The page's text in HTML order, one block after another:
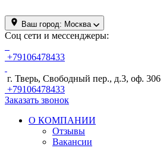
Ваш город: Москва
Соц сети и мессенджеры:
+79106478433
г. Тверь, Свободный пер., д.3, оф. 306
+79106478433
Заказать звонок
О КОМПАНИИ
Отзывы
Вакансии